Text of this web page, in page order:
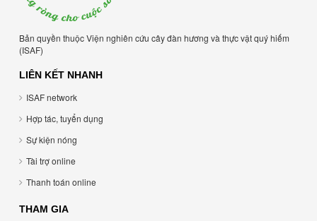
Bản quyền thuộc Viện nghiên cứu cây đàn hương và thực vật quý hiếm
(ISAF)
LIÊN KẾT NHANH
ISAF network
Hợp tác, tuyển dụng
Sự kiện nóng
Tài trợ online
Thanh toán online
THAM GIA